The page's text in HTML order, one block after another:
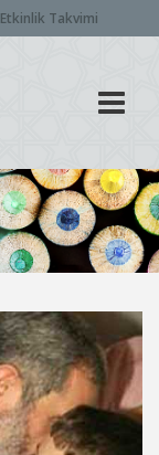
Etkinlik Takvimi